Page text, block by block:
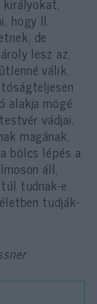
hogy II.
de
lesz az,
válik.
alakja mögé
vádjai,
magának,
bölcs lépés a
áll,
tudnak-e
tudják-